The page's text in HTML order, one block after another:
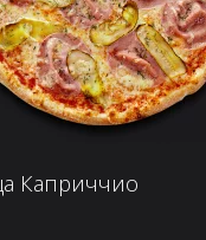
Каприччио